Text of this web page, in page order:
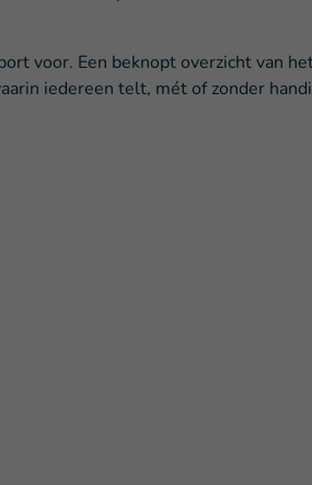
voor. Een beknopt overzicht van
iedereen telt, mét of zonder